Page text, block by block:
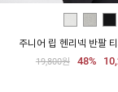
주니어 립 헨리넥 반팔
19,800원 48%